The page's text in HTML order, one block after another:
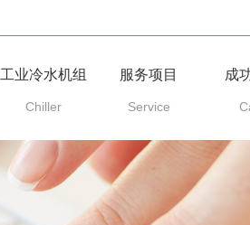
工业冷水机组
Chiller
服务项目
Service
成